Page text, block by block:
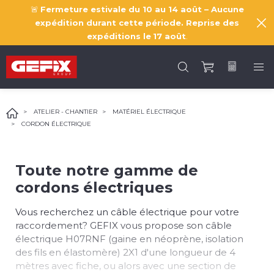
🚨 Fermeture estivale du 10 au 14 août – Aucune
expédition durant cette période. Reprise des
expéditions le 17 août
ATELIER - CHANTIER
MATÉRIEL ÉLECTRIQUE
CORDON ÉLECTRIQUE
Toute notre gamme de
cordons électriques
Vous recherchez un câble électrique pour votre
raccordement? GEFIX vous propose son câble
électrique H07RNF (gaine en néoprène, isolation
des fils en élastomère) 2X1 d'une longueur de 4
mètres avec fiche, ou alors avec une section de